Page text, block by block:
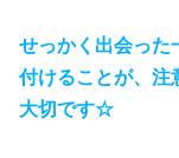
せっかく出会った
付けることが、注
大切です☆